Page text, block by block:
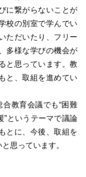
に繋がらないことが
校の別室で学んでい
ただいたり、フリー
多様な学びの機会が
と思っています。教
と、取組を進めてい
教育会議でも“困難
”というテーマで議論
とに、今後、取組を
思っています。